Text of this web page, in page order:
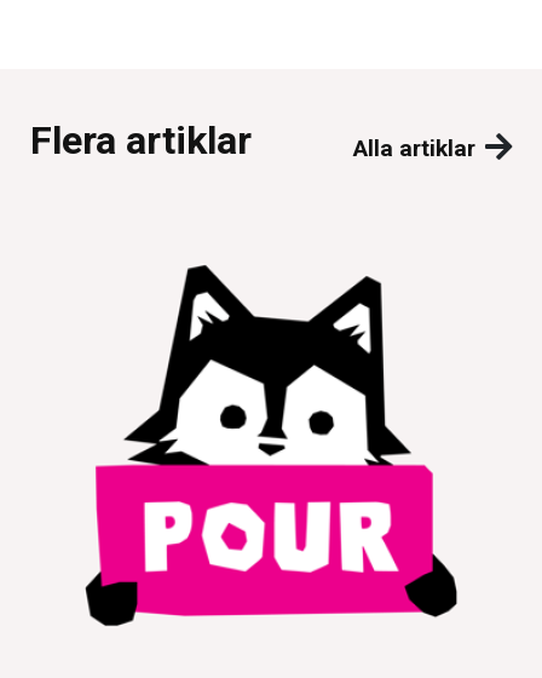
Flera artiklar Alla artiklar